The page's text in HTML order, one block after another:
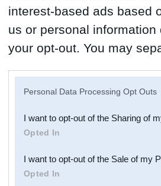
interest-based ads based
us or personal
your opt-out. You may
Downstream Participants
third parties.
Personal Data Processing Opt Outs
I want to opt-out of the Sharing of
Opted In
I want to opt-out of the Sale of my
Opted In